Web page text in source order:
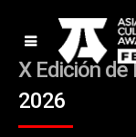
X Edición de
2026